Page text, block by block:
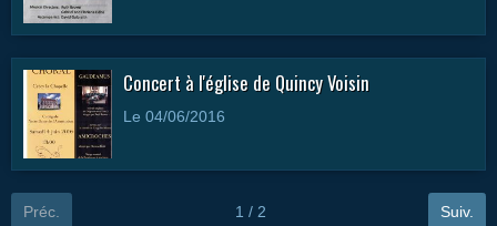
Concert à l'église de Quincy Voisin
Le 04/06/2016
Préc. 1 / 2 Suiv.